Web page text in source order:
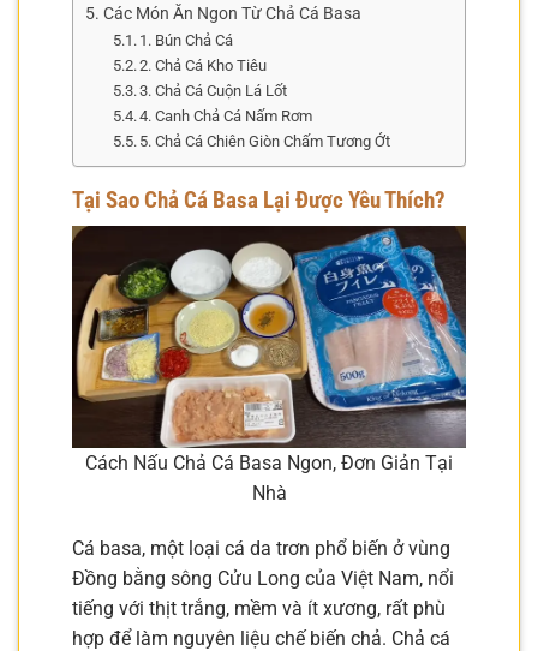
Các Món Ăn Ngon Từ Chả Cá Basa
1. Bún Chả Cá
2. Chả Cá Kho Tiêu
3. Chả Cá Cuộn Lá Lốt
4. Canh Chả Cá Nấm Rơm
5. Chả Cá Chiên Giòn Chấm Tương Ớt
Tại Sao Chả Cá Basa Lại Được Yêu Thích?
Cách Nấu Chả Cá Basa Ngon, Đơn Giản Tại
Nhà
Cá basa, một loại cá da trơn phổ biến ở vùng
Đồng bằng sông Cửu Long của Việt Nam, nổi
tiếng với thịt trắng, mềm và ít xương, rất phù
hợp để làm nguyên liệu chế biến chả. Chả cá